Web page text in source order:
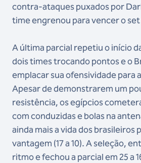
contra-ataques puxados por
time engrenou para vencer o set
A última parcial repetiu o início
dois times trocando pontos e o
emplacar sua ofensividade para
Apesar de demonstrarem um
resistência, os egípcios
com conduzidas e bolas na
ainda mais a vida dos brasileiros
vantagem (17 a 10). A seleção,
ritmo e fechou a parcial em 25 a